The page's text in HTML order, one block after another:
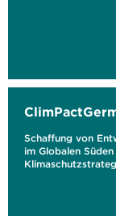
Schaffung von
im Globalen